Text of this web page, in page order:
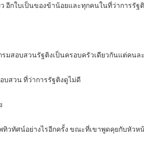
อีกใบเป็นของข้าน้อยและทุกคนในที่ว่าการรัฐ
สอบสวนรัฐติงเป็นครอบครัวเดียวกันแต่คน
บสวน ที่ว่าการรัฐติงดูไม่ดี
วทัศน์อย่างไรอีกครั้ง ขณะที่เขาพูดคุยกับหัว